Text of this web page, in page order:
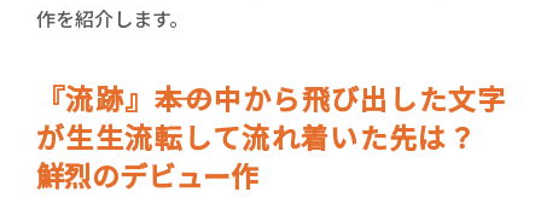
作を紹介します。
『流跡』――本の中から飛び出した文字
が生生流転して流れ着いた先は？
鮮烈のデビュー作